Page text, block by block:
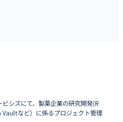
シズにて、製薬企業の研究開発(R
Vaultなど）に係るプロジェクト管理